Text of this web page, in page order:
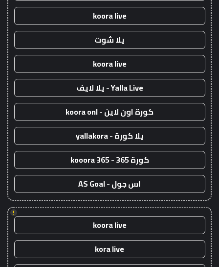
koora live
يلا شوت
koora live
Yalla Live - يلا لايف
كورة اون لاين - koora onl
يلا كورة - yallakora
كورة 365 - kooora 365
اس جول - AS Goal
!
koora live
kora live